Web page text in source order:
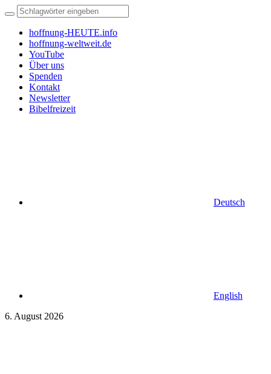
hoffnung-HEUTE.info
hoffnung-weltweit.de
YouTube
Über uns
Spenden
Kontakt
Newsletter
Bibelfreizeit
Deutsch
English
6. August 2026